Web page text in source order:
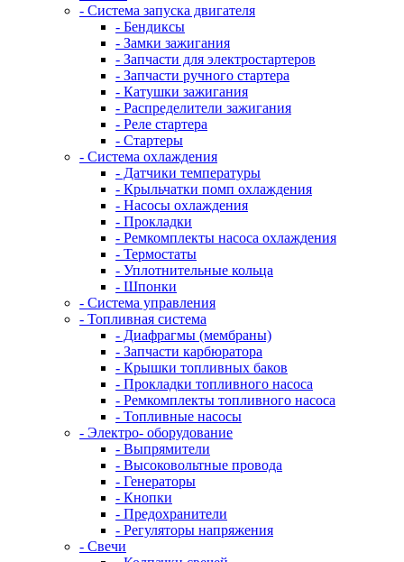
- Система запуска двигателя
- Бендиксы
- Замки зажигания
- Запчасти для электростартеров
- Запчасти ручного стартера
- Катушки зажигания
- Распределители зажигания
- Реле стартера
- Стартеры
- Система охлаждения
- Датчики температуры
- Крыльчатки помп охлаждения
- Насосы охлаждения
- Прокладки
- Ремкомплекты насоса охлаждения
- Термостаты
- Уплотнительные кольца
- Шпонки
- Система управления
- Топливная система
- Диафрагмы (мембраны)
- Запчасти карбюратора
- Крышки топливных баков
- Прокладки топливного насоса
- Ремкомплекты топливного насоса
- Топливные насосы
- Электро- оборудование
- Выпрямители
- Высоковольтные провода
- Генераторы
- Кнопки
- Предохранители
- Регуляторы напряжения
- Свечи